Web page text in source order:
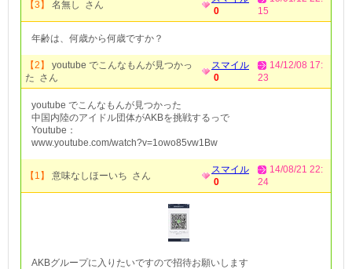
【3】 名無し さん
0
15
年齢は、何歳から何歳ですか？
【2】
youtube でこんなもんが見つかっ
た さん
スマイル
0
14/12/08 17:
23
youtube でこんなもんが見つかった
中国内陸のアイドル団体がAKBを挑戦するっで
Youtube：
www.youtube.com/watch?v=1owo85vw1Bw
【1】 意味なしほーいち さん
スマイル
0
14/08/21 22:
24
AKBグループに入りたいですので招待お願いします